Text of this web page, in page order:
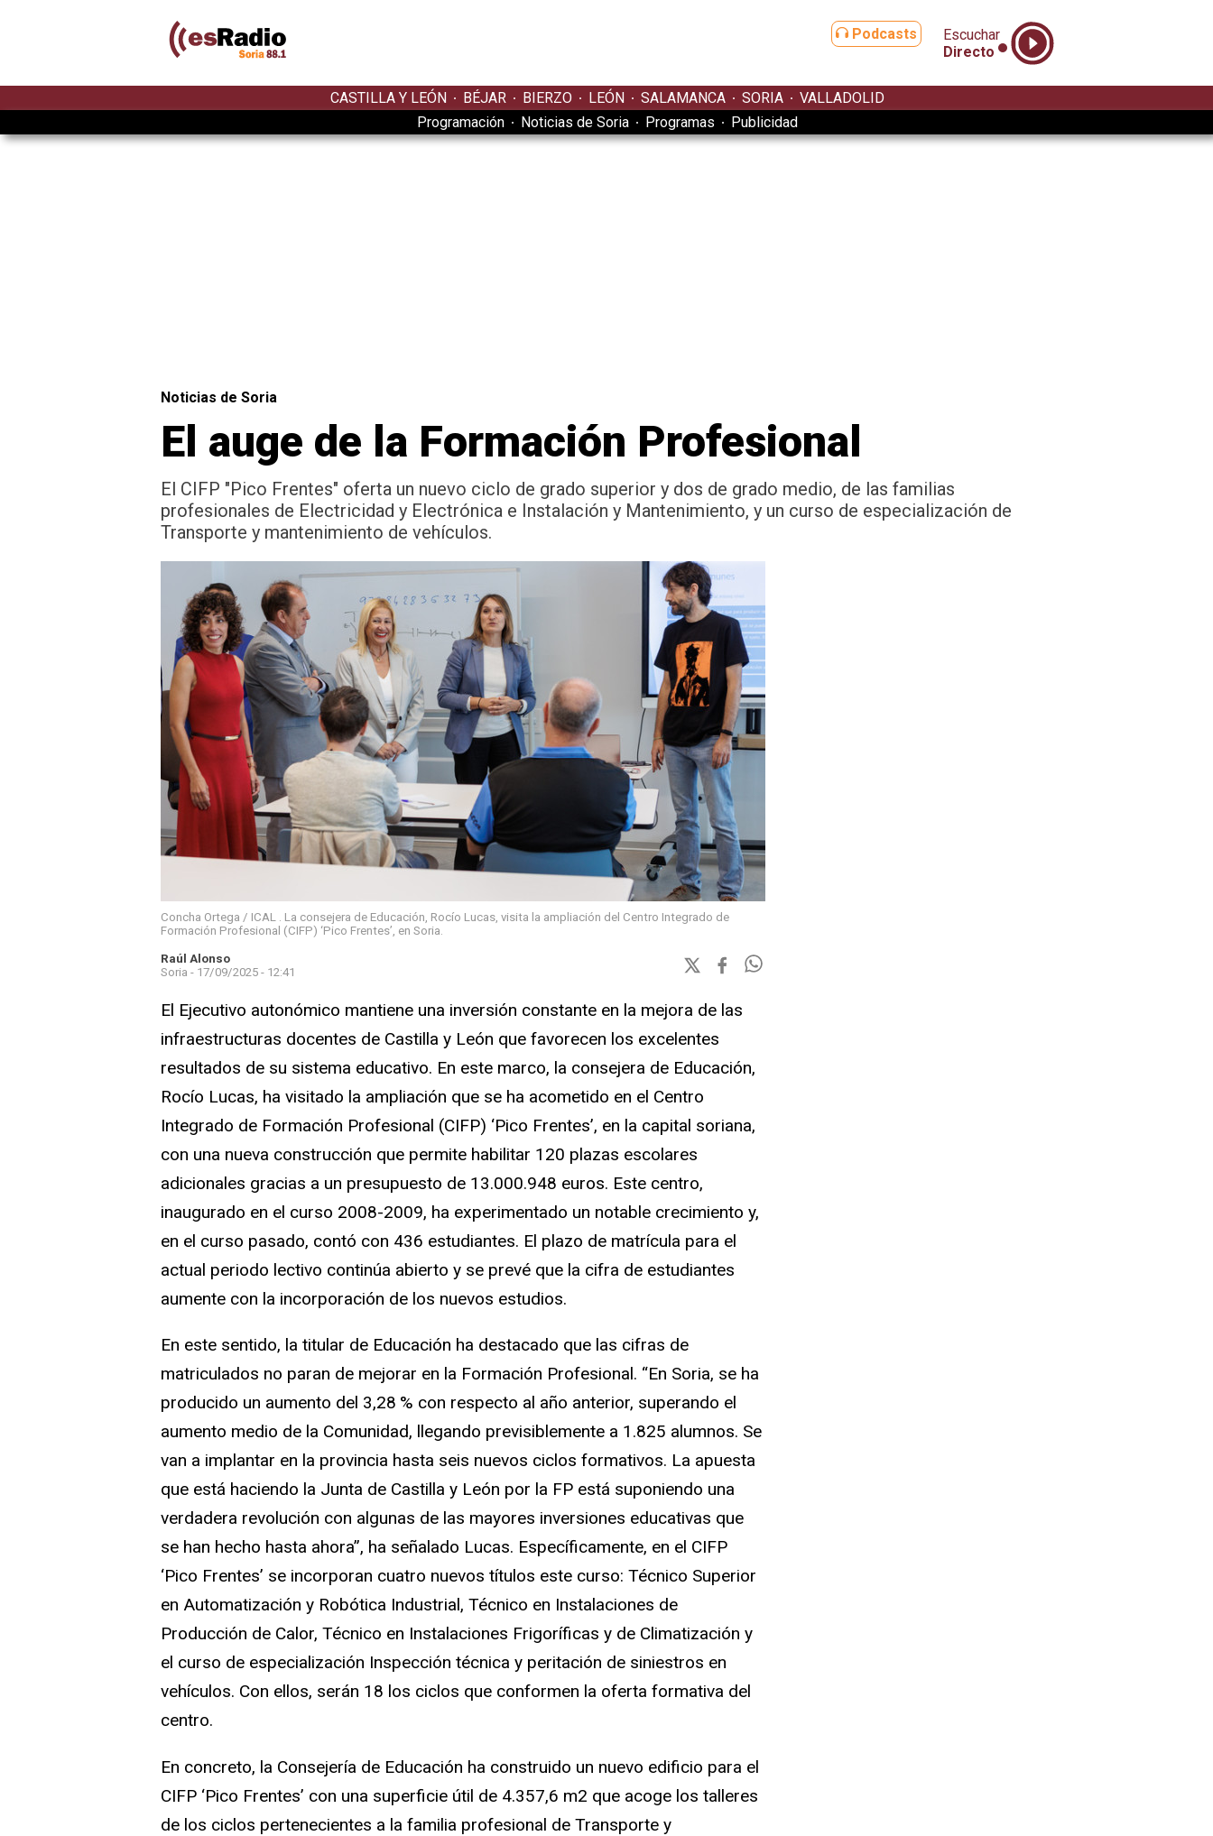
Podcasts
Escuchar
Directo
CASTILLA Y LEÓN BÉJAR BIERZO LEÓN SALAMANCA SORIA
VALLADOLID
Programación
Noticias de Soria Programas Publicidad
Noticias de Soria
El auge de la Formación Profesional
El CIFP "Pico Frentes" oferta un nuevo ciclo de grado superior y dos de grado medio, de las familias
profesionales de Electricidad y Electrónica e Instalación y Mantenimiento, y un curso de especialización de
Transporte y mantenimiento de vehículos.
Concha Ortega / ICAL . La consejera de Educación, Rocío Lucas, visita la ampliación del Centro Integrado de
Formación Profesional (CIFP) ‘Pico Frentes’, en Soria.
Raúl Alonso
Soria - 17/09/2025 - 12:41
El Ejecutivo autonómico mantiene una inversión constante en la mejora de las
infraestructuras docentes de Castilla y León que favorecen los excelentes
resultados de su sistema educativo. En este marco, la consejera de Educación,
Rocío Lucas, ha visitado la ampliación que se ha acometido en el Centro
Integrado de Formación Profesional (CIFP) ‘Pico Frentes’, en la capital soriana,
con una nueva construcción que permite habilitar 120 plazas escolares
adicionales gracias a un presupuesto de 13.000.948 euros. Este centro,
inaugurado en el curso 2008-2009, ha experimentado un notable crecimiento y,
en el curso pasado, contó con 436 estudiantes. El plazo de matrícula para el
actual periodo lectivo continúa abierto y se prevé que la cifra de estudiantes
aumente con la incorporación de los nuevos estudios.
En este sentido, la titular de Educación ha destacado que las cifras de
matriculados no paran de mejorar en la Formación Profesional. “En Soria, se ha
producido un aumento del 3,28 % con respecto al año anterior, superando el
aumento medio de la Comunidad, llegando previsiblemente a 1.825 alumnos. Se
van a implantar en la provincia hasta seis nuevos ciclos formativos. La apuesta
que está haciendo la Junta de Castilla y León por la FP está suponiendo una
verdadera revolución con algunas de las mayores inversiones educativas que
se han hecho hasta ahora”, ha señalado Lucas. Específicamente, en el CIFP
‘Pico Frentes’ se incorporan cuatro nuevos títulos este curso: Técnico Superior
en Automatización y Robótica Industrial, Técnico en Instalaciones de
Producción de Calor, Técnico en Instalaciones Frigoríficas y de Climatización y
el curso de especialización Inspección técnica y peritación de siniestros en
vehículos. Con ellos, serán 18 los ciclos que conformen la oferta formativa del
centro.
En concreto, la Consejería de Educación ha construido un nuevo edificio para el
CIFP ‘Pico Frentes’ con una superficie útil de 4.357,6 m2 que acoge los talleres
de los ciclos pertenecientes a la familia profesional de Transporte y